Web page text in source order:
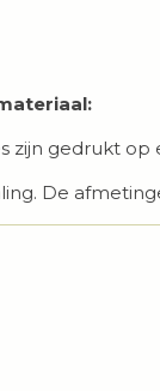
zijn gedrukt
De